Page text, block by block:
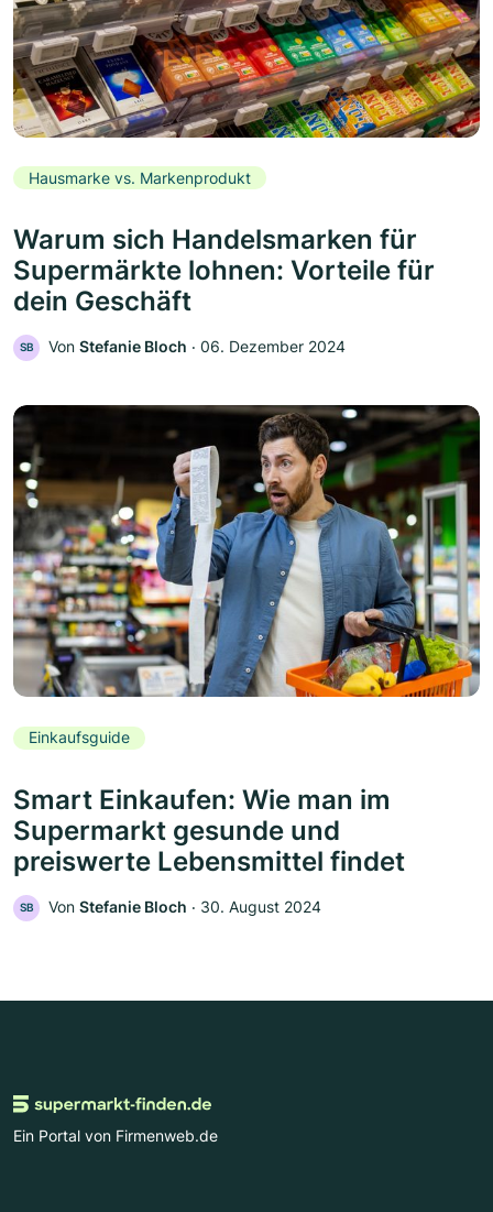
Hausmarke vs. Markenprodukt
Warum sich Handelsmarken für
Supermärkte lohnen: Vorteile für
dein Geschäft
SB Von Stefanie Bloch ‧ 06. Dezember 2024
Einkaufsguide
Smart Einkaufen: Wie man im
Supermarkt gesunde und
preiswerte Lebensmittel findet
SB Von Stefanie Bloch ‧ 30. August 2024
Ein Portal von Firmenweb.de